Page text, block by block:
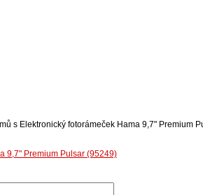
s Elektronický fotorámeček Hama 9,7" Premium
9,7" Premium Pulsar (95249)